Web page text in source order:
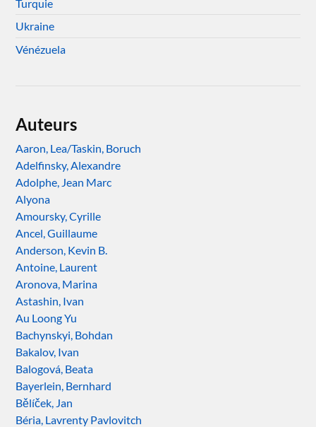
Turquie
Ukraine
Vénézuela
Auteurs
Aaron, Lea/Taskin, Boruch
Adelfinsky, Alexandre
Adolphe, Jean Marc
Alyona
Amoursky, Cyrille
Ancel, Guillaume
Anderson, Kevin B.
Antoine, Laurent
Aronova, Marina
Astashin, Ivan
Au Loong Yu
Bachynskyi, Bohdan
Bakalov, Ivan
Balogová, Beata
Bayerlein, Bernhard
Bělíček, Jan
Béria, Lavrenty Pavlovitch